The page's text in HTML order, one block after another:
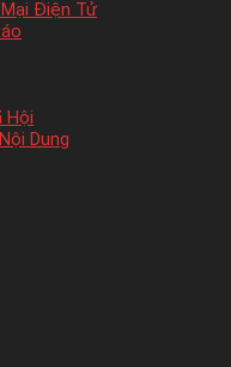
Điện Tử
Hội
Dung